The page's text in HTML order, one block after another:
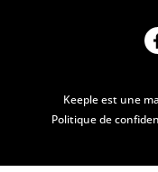
Keeple est une
Politique de